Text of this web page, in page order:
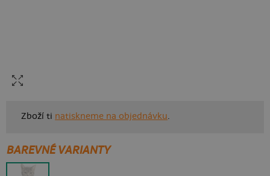
Zboží ti natiskneme na objednávku.
BAREVNÉ VARIANTY